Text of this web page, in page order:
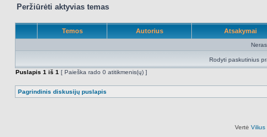
Peržiūrėti aktyvias temas
Temos Autorius Atsakymai
Rodyti paskutinius
Puslapis 1 iš 1 [ Paieška rado 0 atitikmenis(ų) ]
Pagrindinis diskusijų puslapis
Vertė Vilius